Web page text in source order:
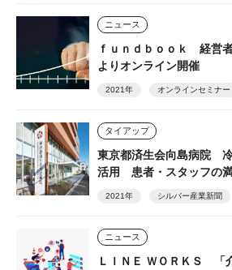
ニュース
ｆｕｎｄｂｏｏｋ 経営
よりオンライン開催
2021年 オンラインセミナー
タイアップ
東京都済生会向島病院 冷
活用 患者・スタッフの
2021年 シルバー産業新聞
ニュース
ＬＩＮＥ ＷＯＲＫＳ 「